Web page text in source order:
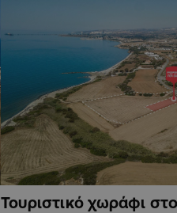
Τουριστικό χωράφι